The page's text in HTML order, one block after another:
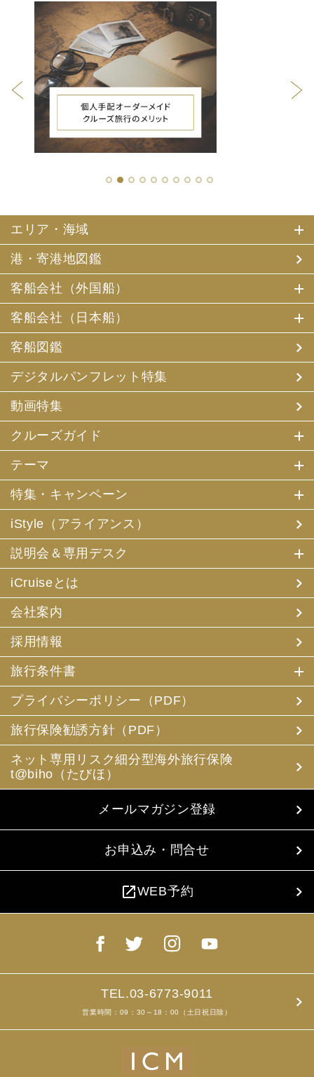
1 2 3 4 5 6 7 8 9 10
エリア・海域
港・寄港地図鑑
客船会社（外国船）
客船会社（日本船）
客船図鑑
デジタルパンフレット特集
動画特集
クルーズガイド
テーマ
特集・キャンペーン
iStyle（アライアンス）
説明会＆専用デスク
iCruiseとは
会社案内
採用情報
旅行条件書
プライバシーポリシー（PDF）
旅行保険勧誘方針（PDF）
ネット専用リスク細分型海外旅行保険
t@biho（たびほ）
メールマガジン登録
お申込み・問合せ
open_in_newWEB予約
TEL.03-6773-9011
営業時間：09：30～18：00（土日祝日除）